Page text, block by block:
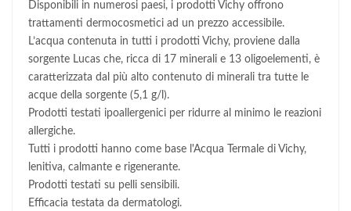
Disponibili in numerosi paesi, i prodotti Vichy offrono
trattamenti dermocosmetici ad un prezzo accessibile.
L’acqua contenuta in tutti i prodotti Vichy, proviene dalla
sorgente Lucas che, ricca di 17 minerali e 13 oligoelementi, è
caratterizzata dal più alto contenuto di minerali tra tutte le
acque della sorgente (5,1 g/l).
Prodotti testati ipoallergenici per ridurre al minimo le reazioni
allergiche.
Tutti i prodotti hanno come base l'Acqua Termale di Vichy,
lenitiva, calmante e rigenerante.
Prodotti testati su pelli sensibili.
Efficacia testata da dermatologi.